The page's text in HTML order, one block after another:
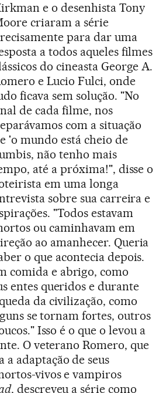
e o desenhista Tony
criaram a série
para dar uma
a todos aqueles filmes
do cineasta George A.
e Lucio Fulci, onde
ficava sem solução. "No
de cada filme, nos
com a situação
'o mundo está cheio de
não tenho mais
até a próxima!", disse o
em uma longa
sobre sua carreira e
"Todos estavam
ou caminhavam em
ao amanhecer. Queria
o que acontecia depois.
comida e abrigo, como
entes queridos e durante
da civilização, como
se tornam fortes, outros
Isso é o que o levou a
O veterano Romero, que
adaptação de seus
vivos e vampiros
, descreveu a série como